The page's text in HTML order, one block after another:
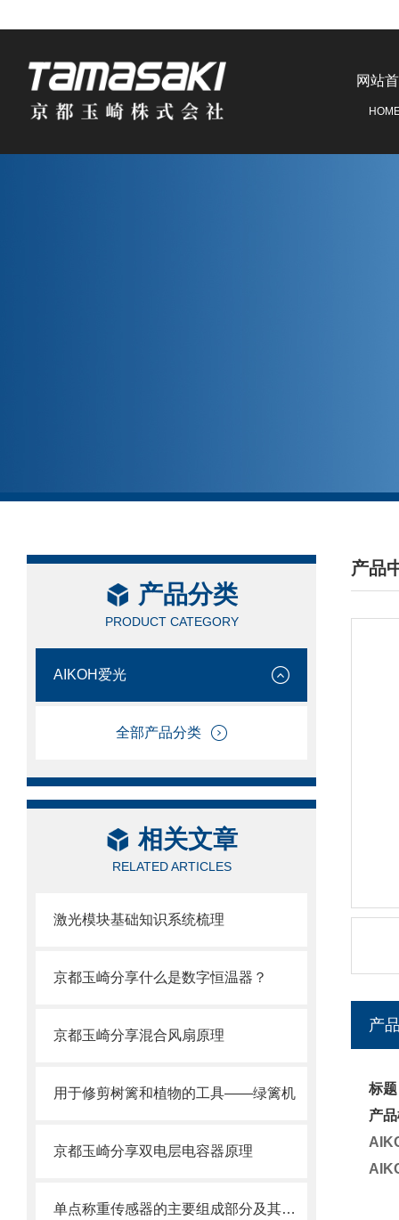
网站
产品分类
PRODUCT CATEGORY
AIKOH爱光
全部产品分类
相关文章
RELATED ARTICLES
激光模块基础知识系统梳理
京都玉崎分享什么是数字恒温器？
京都玉崎分享混合风扇原理
用于修剪树篱和植物的工具——绿篱机
京都玉崎分享双电层电容器原理
单点称重传感器的主要组成部分及其作用
产品
/
产
标
产